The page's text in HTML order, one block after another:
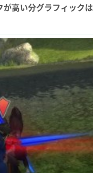
が高い分グラフィック